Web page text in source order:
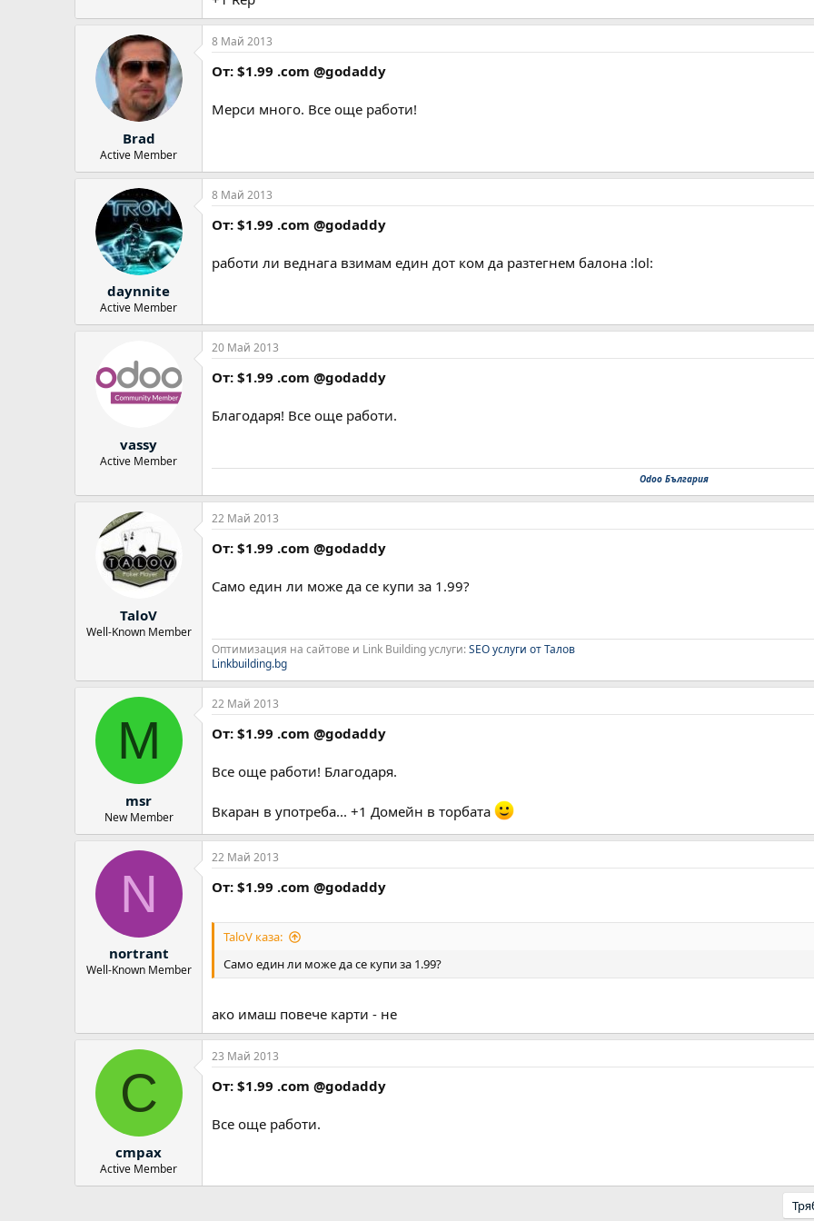
Brad
Active Member
8 Май 2013
От: $1.99 .com @godaddy
Мерси много. Все още работи!
daynnite
Active Member
8 Май 2013
От: $1.99 .com @godaddy
работи ли веднага взимам един дот ком да разтегнем балона :lol:
vassy
Active Member
20 Май 2013
От: $1.99 .com @godaddy
Благодаря! Все още работи.
Odoo България
TaloV
Well-Known Member
22 Май 2013
От: $1.99 .com @godaddy
Само един ли може да се купи за 1.99?
Оптимизация на сайтове и Link Building услуги:SEO услуги от Талов
Linkbuilding.bg
M
msr
New Member
22 Май 2013
От: $1.99 .com @godaddy
Все още работи! Благодаря.
Вкаран в употреба... +1 Домейн в торбата
N
nortrant
Well-Known Member
22 Май 2013
От: $1.99 .com @godaddy
TaloV каза:
Само един ли може да се купи за 1.99?
aко имаш повече карти - не
C
cmpax
Active Member
23 Май 2013
От: $1.99 .com @godaddy
Все още работи.